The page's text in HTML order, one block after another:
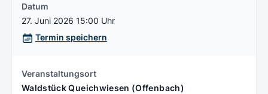
Datum
27. Juni 2026 15:00 Uhr
Termin speichern
Veranstaltungsort
Waldstück Queichwiesen (Offenbach)